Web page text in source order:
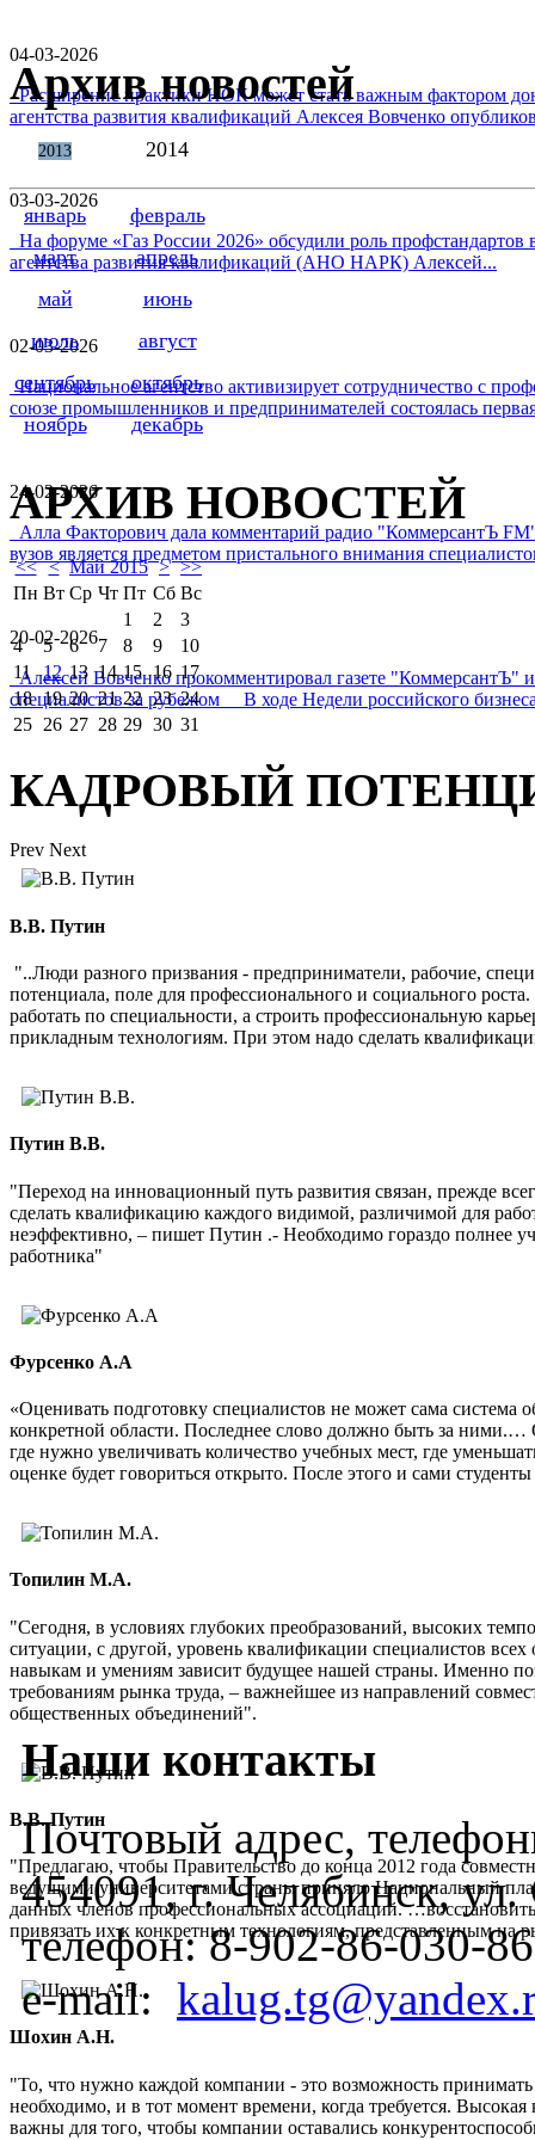
04-03-2026
Расширение практики НОК может стать важным фактором
агентства развития квалификаций Алексея Вовченко
03-03-2026
На форуме «Газ России 2026» обсудили роль
агентства развития квалификаций (АНО НАРК) Алексей...
02-03-2026
Национальное агентство активизирует сотрудничество с
союзе промышленников и предпринимателей состоялась
24-02-2026
Алла Факторович дала комментарий радио "КоммерсантЪ
вузов является предметом пристального внимания
20-02-2026
Алексей Вовченко прокомментировал газете
специалистов за рубежом В ходе Недели российского
Архив новостей
2013 2014
январь
февраль
март
апрель
май
июнь
июль
август
сентябрь
октябрь
ноябрь
декабрь
АРХИВ НОВОСТЕЙ
<< < Май 2015 > >>
Пн Вт Ср Чт Пт Сб Вс
1
2
3
4
5 6 7 8 9
10
11
12 13 14 15 16 17
18 19 20 21 22 23 24
25 26 27 28 29 30 31
КАДРОВЫЙ
Prev Next
В.В. Путин
"..Люди разного призвания - предприниматели, рабочие,
потенциала, поле для профессионального и социального
работать по специальности, а строить профессиональную
прикладным технологиям. При этом надо сделать
Путин В.В.
"Переход на инновационный путь развития связан, прежде
сделать квалификацию каждого видимой, различимой для
неэффективно, – пишет Путин .- Необходимо гораздо полнее
работника"
Фурсенко А.А
«Оценивать подготовку специалистов не может сама
конкретной области. Последнее слово должно быть за ними.…
где нужно увеличивать количество учебных мест, где
оценке будет говориться открыто. После этого и сами
Топилин М.А.
"Сегодня, в условиях глубоких преобразований, высоких
ситуации, с другой, уровень квалификации специалистов
навыкам и умениям зависит будущее нашей страны. Именно
требованиям рынка труда, – важнейшее из направлений
общественных объединений".
В.В. Путин
"Предлагаю, чтобы Правительство до конца 2012 года
ведущими университетами страны приняло Национальный
данных членов профессиональных ассоциаций.
привязать их к конкретным технологиям, представленным на
Шохин А.Н.
"То, что нужно каждой компании - это возможность
необходимо, и в тот момент времени, когда требуется.
важны для того, чтобы компании оставались
Наши контакты
Почтовый адрес,
454091, г. Челябинск,
телефон:8-902-86-030-86
e-mail: